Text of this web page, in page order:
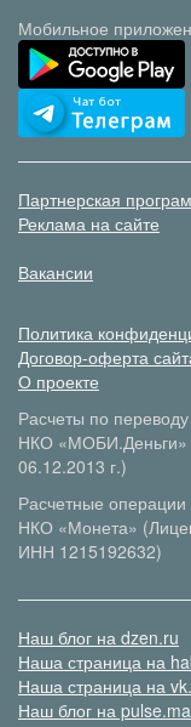
Мобильное
Партнерская
Реклама на сайте
Вакансии
Политика
Договор-оферта
О проекте
Расчеты по
НКО
06.12.2013 г.)
Расчетные
НКО «Монета»
ИНН 1215192632)
Наш блог на dzen.ru
Наша страница на
Наша страница на
Наш блог на